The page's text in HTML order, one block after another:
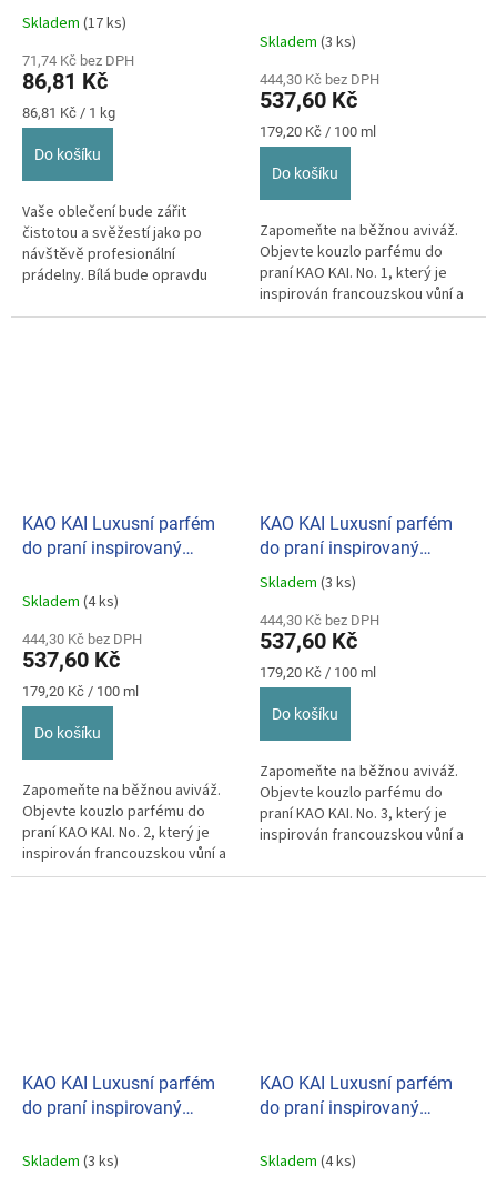
100g
Průměrné
produktu
je
5,0
z
Skladem (17 ks)
71,74 Kč bez DPH
86,81 Kč
Měrná
cena:
86,81 Kč / 1 kg
Do košíku
Vaše oblečení bude zářit
čistotou a svěžestí jako po
návštěvě profesionální
prádelny. Bílá bude opravdu
300ml
Skladem (3 ks)
444,30 Kč bez DPH
537,60 Kč
Měrná
cena:
179,20 Kč / 100 ml
Do košíku
Zapomeňte na běžnou aviváž.
Objevte kouzlo parfému do
praní KAO KAI. No. 1, který je
inspirován francouzskou vůní a
je vyroben s ohledem...
KAO KAI Luxusní parfém
do praní inspirovaný
300ml
Skladem (4 ks)
444,30 Kč bez DPH
537,60 Kč
Měrná
cena:
179,20 Kč / 100 ml
Do košíku
Zapomeňte na běžnou aviváž.
Objevte kouzlo parfému do
praní KAO KAI. No. 2, který je
inspirován francouzskou vůní a
je vyroben s ohledem...
KAO KAI Luxusní parfém
do praní inspirovaný
francouzskou vůní No.3
Průměrné
produktu
je
5,0
z
Skladem (3 ks)
444,30 Kč bez DPH
537,60 Kč
Měrná
cena:
179,20 Kč / 100 ml
Do košíku
Zapomeňte na běžnou aviváž.
Objevte kouzlo parfému do
praní KAO KAI. No. 3, který je
inspirován francouzskou vůní a
KAO KAI Luxusní parfém
do praní inspirovaný
300ml
Skladem (3 ks)
KAO KAI Luxusní parfém
do praní inspirovaný
300ml
Skladem (4 ks)